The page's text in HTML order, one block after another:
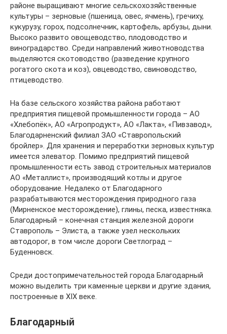
районе выращивают многие сельскохозяйственные
культуры – зерновые (пшеница, овес, ячмень), гречиху,
кукурузу, горох, подсолнечник, картофель, арбузы, дыни.
Высоко развито овощеводство, плодоводство и
виноградарство. Среди направлений животноводства
выделяются скотоводство (разведение крупного
рогатого скота и коз), овцеводство, свиноводство,
птицеводство.
На базе сельского хозяйства района работают
предприятия пищевой промышленности города – АО
«Хлебопёк», АО «Агропродукт», АО «Лакта», «Пивзавод»,
Благодарненский филиал ЗАО «Ставропольский
бройлер». Для хранения и переработки зерновых культур
имеется элеватор. Помимо предприятий пищевой
промышленности есть завод строительных материалов
АО «Металлист», производящий котлы и другое
оборудование. Недалеко от Благодарного
разрабатываются месторождения природного газа
(Мирненское месторождение), глины, песка, известняка.
Благодарный – конечная станция железной дороги
Ставрополь – Элиста, а также узел нескольких
автодорог, в том числе дороги Светлоград –
Буденновск.
Среди достопримечательностей города Благодарный
можно выделить три каменные церкви и другие здания,
построенные в XIX веке.
Благодарный